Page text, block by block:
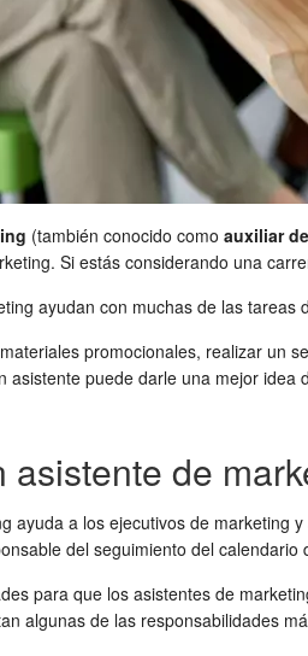
(también conocido como auxiliar
Si estás considerando una
ayudan con muchas de las
promocionales, realizar un
asistente puede darle una mejor idea
asistente de
ayuda a los ejecutivos de marketing
del seguimiento del calendario
para que los asistentes de
algunas de las responsabilidades